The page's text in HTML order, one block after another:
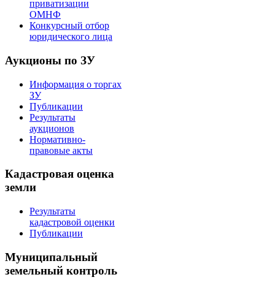
приватизации
ОМНФ
Конкурсный отбор
юридического лица
Аукционы по ЗУ
Информация о торгах
ЗУ
Публикации
Результаты
аукционов
Нормативно-
правовые акты
Кадастровая оценка
земли
Результаты
кадастровой оценки
Публикации
Муниципальный
земельный контроль